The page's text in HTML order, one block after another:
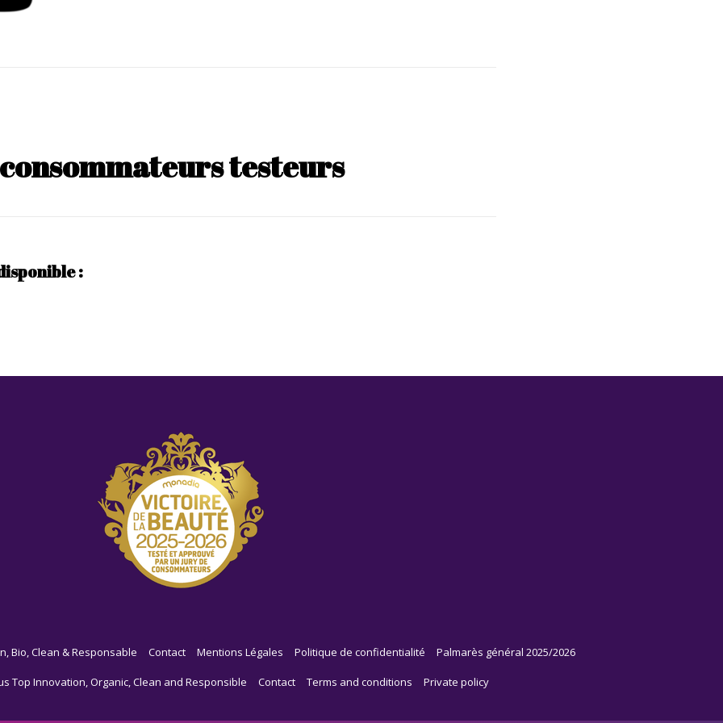
testeurs
:
Bio, Clean & Responsable Contact Mentions Légales Politique de confidentialité Palmarès général 2025/2026
Top Innovation, Organic, Clean and Responsible Contact Terms and conditions Private policy